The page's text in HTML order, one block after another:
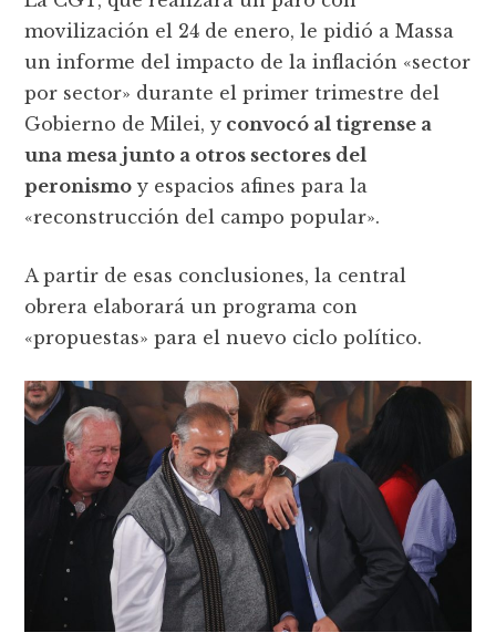
movilización el 24 de enero, le pidió a Massa
un informe del impacto de la inflación «sector
por sector» durante el primer trimestre del
Gobierno de Milei, y convocó al tigrense a
una mesa junto a otros sectores del
peronismo y espacios afines para la
«reconstrucción del campo popular».
A partir de esas conclusiones, la central
obrera elaborará un programa con
«propuestas» para el nuevo ciclo político.